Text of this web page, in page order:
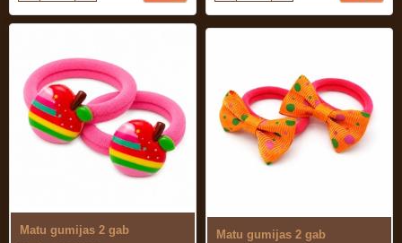
Matu gumijas 2 gab
Matu gumijas 2 gab